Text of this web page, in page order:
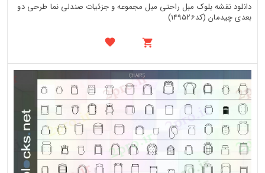
دانلود نقشه بلوک مبل راحتی مبل مجموعه و جزئیات صندلی نما طرحی دو
بعدی چیدمان (کد149526)